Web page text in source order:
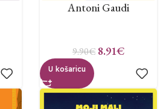
Antoni Gaudi
9.90€ 8.91€
U košaricu